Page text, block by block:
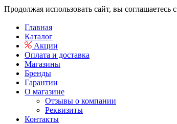
Продолжая использовать сайт, вы соглашаетесь с
Главная
Каталог
Акции
Оплата и доставка
Магазины
Бренды
Гарантии
О магазине
Отзывы о компании
Реквизиты
Контакты